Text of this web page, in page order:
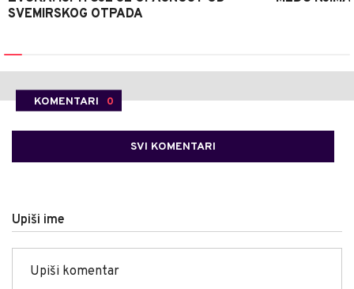
SVEMIRSKOG OTPADA
KOMENTARI 0
SVI KOMENTARI
Upiši ime